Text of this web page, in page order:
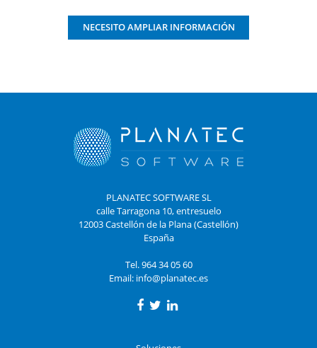
NECESITO AMPLIAR INFORMACIÓN
PLANATEC SOFTWARE SL
calle Tarragona 10, entresuelo
12003 Castellón de la Plana (Castellón)
España
Tel. 964 34 05 60
Email: info@planatec.es